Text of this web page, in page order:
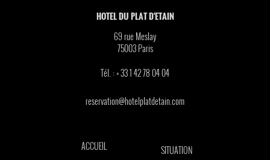
HOTEL DU PLAT D'ETAIN
69 rue Meslay
75003 Paris
Tél. : + 33 1 42 78 04 04
reservation@hotelplatdetain.com
ACCUEIL SITUATION